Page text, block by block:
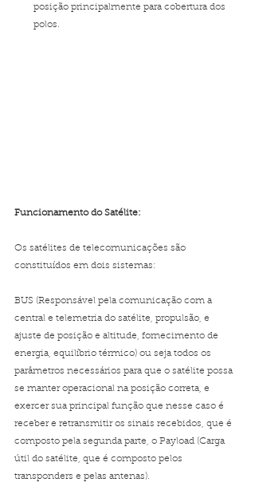
posição principalmente para cobertura dos
polos.
Funcionamento do Satélite:
Os satélites de telecomunicações são
constituídos em dois sistemas:
BUS (Responsável pela comunicação com a
central e telemetria do satélite, propulsão, e
ajuste de posição e altitude, fornecimento de
energia, equilíbrio térmico) ou seja todos os
parâmetros necessários para que o satélite possa
se manter operacional na posição correta, e
exercer sua principal função que nesse caso é
receber e retransmitir os sinais recebidos, que é
composto pela segunda parte, o Payload (Carga
útil do satélite, que é composto pelos
transponders e pelas antenas).